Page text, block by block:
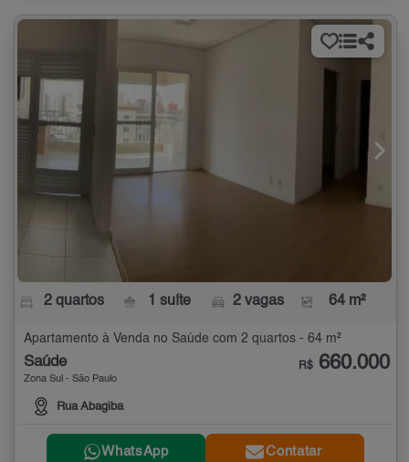
2 quartos 1 suíte 2 vagas 64 m²
Apartamento à Venda no Saúde com 2 quartos - 64 m²
Saúde
Zona Sul - São Paulo
Rua Abagiba
R$ 660.000
WhatsApp Contatar